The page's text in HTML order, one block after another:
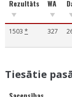
Rezultāts WA
1503 * 327
Tiesātie